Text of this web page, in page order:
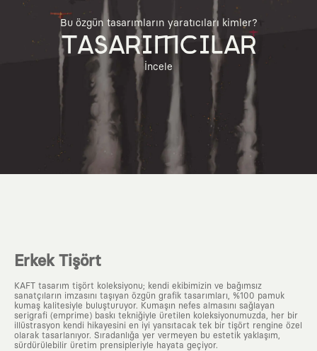
Bu özgün tasarımların yaratıcıları kimler?
TASARIMCILAR
İncele
Erkek Tişört
KAFT tasarım tişört koleksiyonu; kendi ekibimizin ve bağımsız
sanatçıların imzasını taşıyan özgün grafik tasarımları, %100 pamuk
kumaş kalitesiyle buluşturuyor. Kumaşın nefes almasını sağlayan
serigrafi (emprime) baskı tekniğiyle üretilen koleksiyonumuzda, her bir
illüstrasyon kendi hikayesini en iyi yansıtacak tek bir tişört rengine özel
olarak tasarlanıyor. Sıradanlığa yer vermeyen bu estetik yaklaşım,
sürdürülebilir üretim prensipleriyle hayata geçiyor.